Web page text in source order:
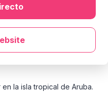
en la isla tropical de Aruba.